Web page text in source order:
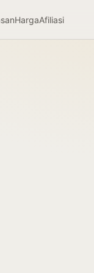
HargaAfiliasi